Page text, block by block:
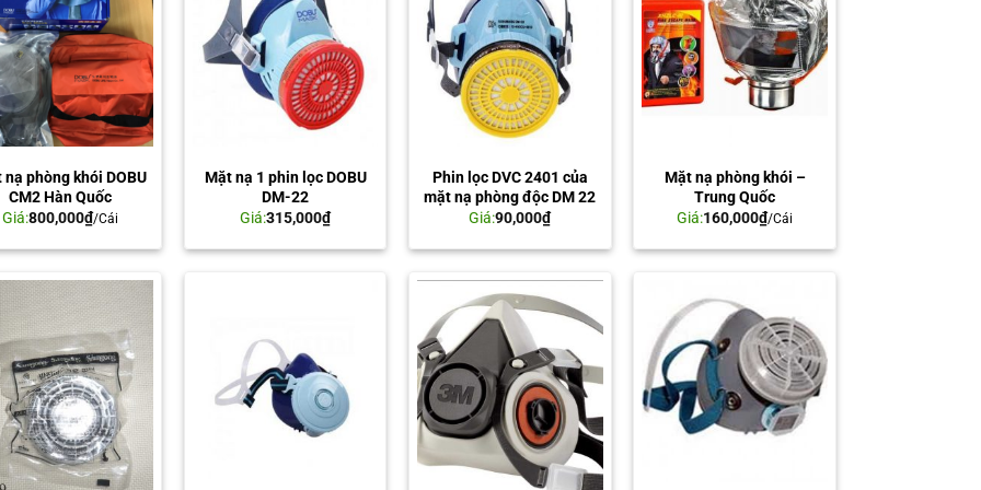
nạ phòng khói DOBU
CM2 Hàn Quốc
Giá:800,000₫/Cái
Mặt nạ 1 phin lọc DOBU
DM-22
Giá:315,000₫
Phin lọc DVC 2401 của
mặt nạ phòng độc DM 22
Giá:90,000₫
Mặt nạ phòng khói –
Trung Quốc
Giá:160,000₫/Cái